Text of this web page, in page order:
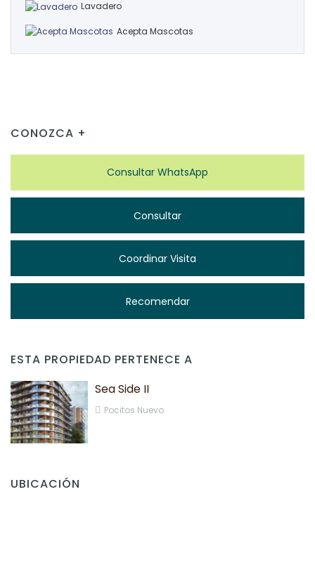
Lavadero
Acepta Mascotas
CONOZCA +
Consultar WhatsApp
Consultar
Coordinar Visita
Recomendar
ESTA PROPIEDAD PERTENECE A
Sea Side II
Pocitos Nuevo
UBICACIÓN